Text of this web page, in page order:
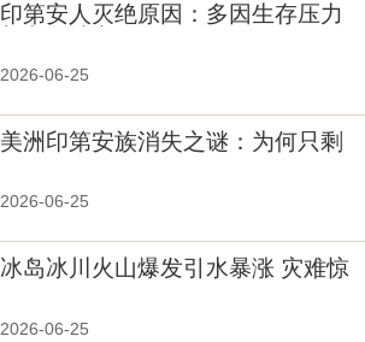
印第安人灭绝原因：多因生存压力
2026-06-25
美洲印第安族消失之谜：为何只剩
2026-06-25
冰岛冰川火山爆发引水暴涨 灾难惊
2026-06-25